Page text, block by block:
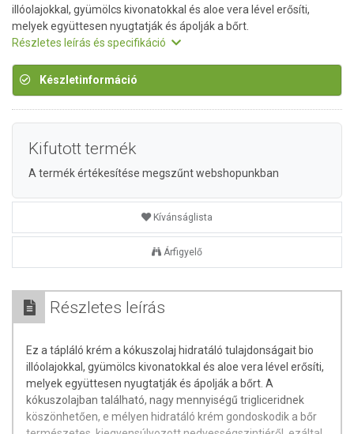
illóolajokkal, gyümölcs kivonatokkal és aloe vera lével erősíti,
melyek együttesen nyugtatják és ápolják a bőrt.
Részletes leírás és specifikáció
Készletinformáció
Kifutott termék
A termék értékesítése megszűnt webshopunkban
Kívánságlista
Árfigyelő
Részletes leírás
Ez a tápláló krém a kókuszolaj hidratáló tulajdonságait bio
illóolajokkal, gyümölcs kivonatokkal és aloe vera lével erősíti,
melyek együttesen nyugtatják és ápolják a bőrt. A
kókuszolajban található, nagy mennyiségű trigliceridnek
köszönhetően, e mélyen hidratáló krém gondoskodik a bőr